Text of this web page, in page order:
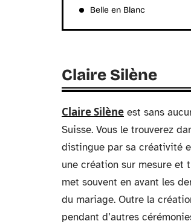
Belle en Blanc
Claire Silène
Claire Silène est sans
Suisse. Vous le trouverez
distingue par sa créativité
une création sur mesure et
met souvent en avant les
du mariage. Outre la
pendant d’autres